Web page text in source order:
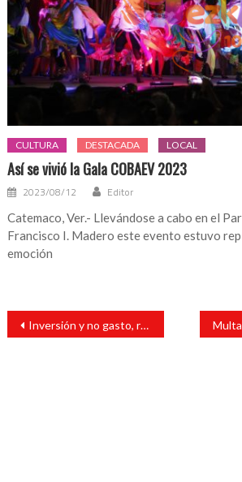
CULTURA DESTACADA LOCAL
Así se vivió la Gala COBAEV 2023
2023/08/12 Editor
Catemaco, Ver.- Llevándose a cabo en el
Francisco I. Madero este evento estuvo
emoción
Navegación
entradas
Inversión y no gasto, recursos de programas sociales Bienestar